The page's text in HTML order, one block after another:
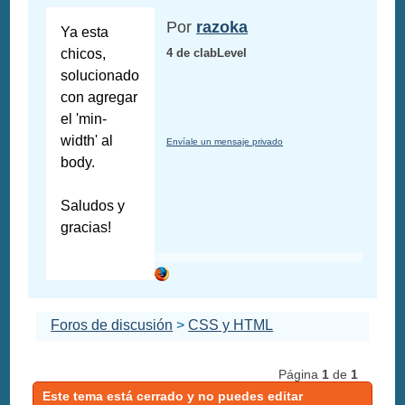
Ya esta
chicos,
solucionado
con agregar
el 'min-
width' al
body.
Saludos y
gracias!
Por razoka
4 de clabLevel
Envíale un mensaje privado
Foros de discusión >CSS y HTML
Página 1de 1
Este tema está cerrado y no puedes editar